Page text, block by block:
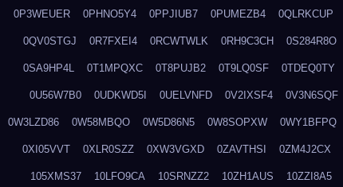
0P3WEUER 0PHNO5Y4 0PPJIUB7 0PUMEZB4 0QLRKCUP
0QV0STGJ 0R7FXEI4 0RCWTWLK 0RH9C3CH 0S284R8O
0SA9HP4L 0T1MPQXC 0T8PUJB2 0T9LQ0SF 0TDEQ0TY
0U56W7B0 0UDKWD5I 0UELVNFD 0V2IXSF4 0V3N6SQF
0W3LZD86 0W58MBQO 0W5D86N5 0W8SOPXW 0WY1BFPQ
0XI05VVT 0XLR0SZZ 0XW3VGXD 0ZAVTHSI 0ZM4J2CX
105XMS37 10LFO9CA 10SRNZZ2 10ZH1AUS 10ZZI8A5